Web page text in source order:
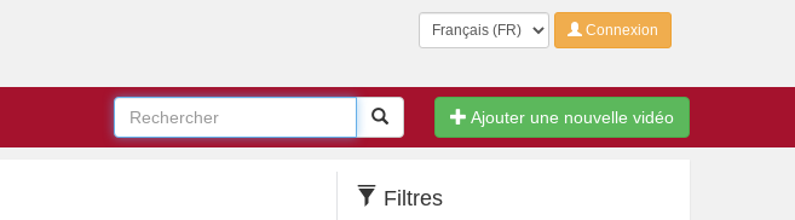
Langue Connexion
Ajouter une nouvelle vidéo
Rechercher
Filtres